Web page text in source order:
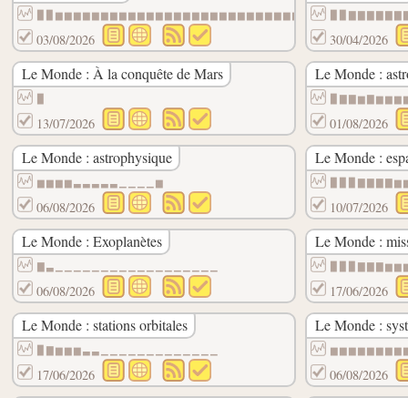
03/08/2026 30/04/2026
Le Monde : À la conquête de Mars
13/07/2026
Le Monde :
01/08/2026
Le Monde : astrophysique
▆▆▆▆▃▃▃▃▃▁▁▁▁▆
06/08/2026
Le Monde :
10/07/2026
Le Monde : Exoplanètes
▇▃▁▁▁▁▁▁▁▁▁▁▁▁▁▁▁▁▁▁
06/08/2026
Le Monde :
17/06/2026
Le Monde : stations orbitales
▉▇▆▆▆▃▃▁▁▁▁▁▁▁▁▁▁▁▁▁
17/06/2026
Le Monde :
06/08/2026